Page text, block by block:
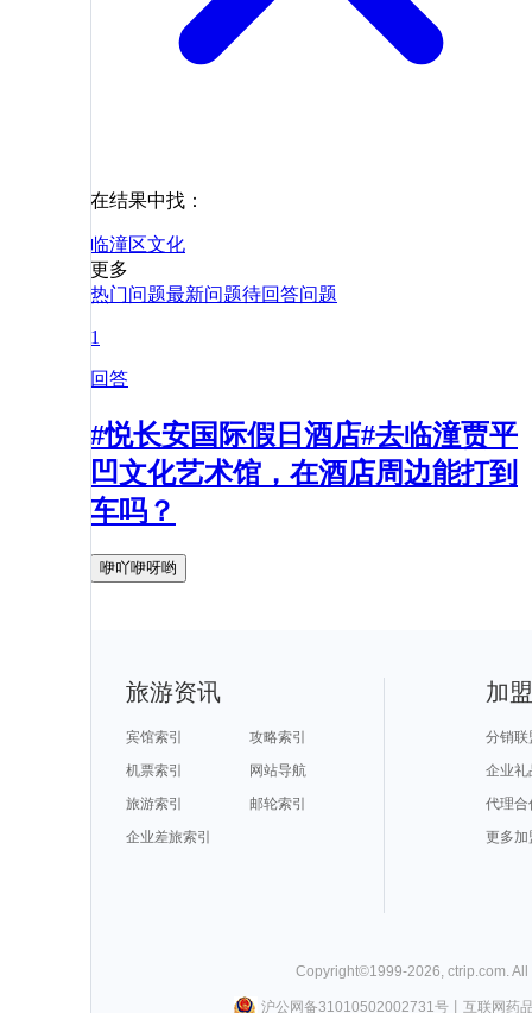
在结果中找：
临潼区文化
更多
热门问题最新问题待回答问题
1
回答
#悦长安国际假日酒店#去临潼贾平
凹文化艺术馆，在酒店周边能打到
车吗？
咿吖咿呀哟
旅游资讯
宾馆索引
攻略索引
机票索引
网站导航
旅游索引
邮轮索引
企业差旅索引
加
分销联
企业礼
代理合
更多加
Copyright©1999-2026 ctrip.com .
沪公网备31010502002731号丨 互联网药